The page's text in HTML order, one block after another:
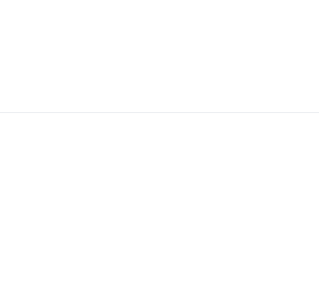
EFTERMONTERES MOD MERPRIS!